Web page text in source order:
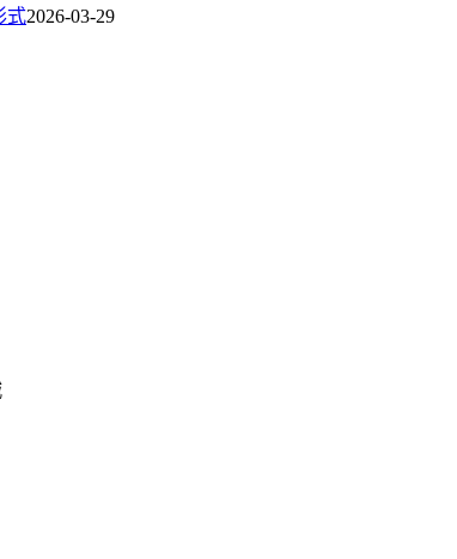
式2026-03-29